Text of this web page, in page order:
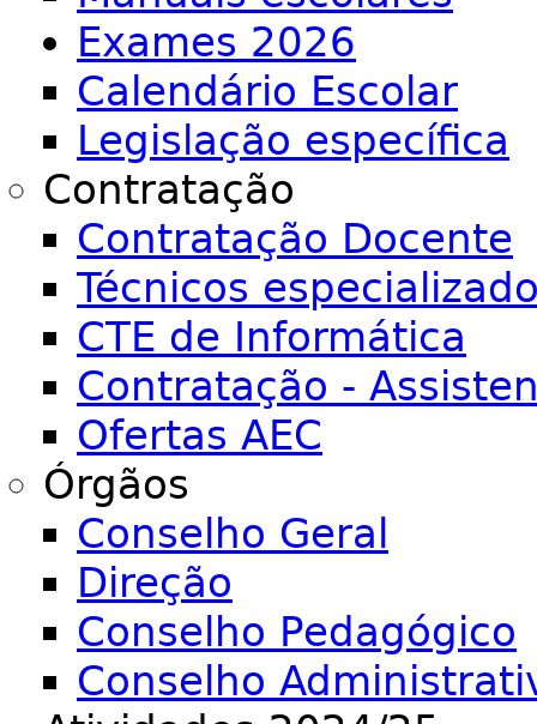
Exames 2026
Calendário Escolar
Legislação específica
Contratação
Contratação Docente
Técnicos
CTE de Informática
Contratação -
Ofertas AEC
Órgãos
Conselho Geral
Direção
Conselho Pedagógico
Conselho